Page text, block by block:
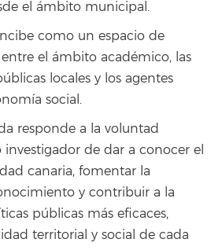
el ámbito municipal.
como un espacio de
el ámbito académico, las
locales y los agentes
social.
responde a la voluntad
investigador de dar a conocer el
canaria, fomentar la
y contribuir a la
públicas más eficaces,
territorial y social de cada